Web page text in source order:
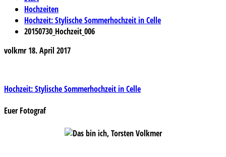
Hochzeiten
Hochzeit: Stylische Sommerhochzeit in Celle
20150730_Hochzeit_006
volkmr 18. April 2017
Beitragsnavigation
Hochzeit: Stylische Sommerhochzeit in Celle
Euer Fotograf